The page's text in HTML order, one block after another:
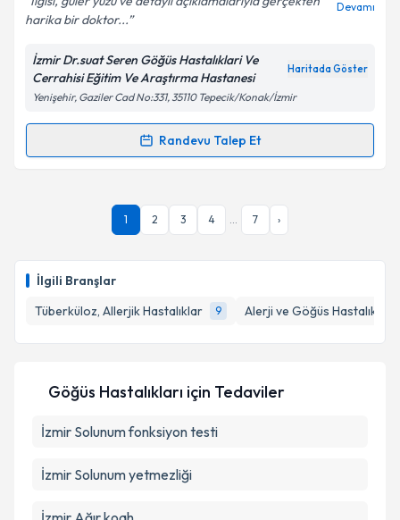
İlgili Branşlar
Tüberküloz, Allerjik Hastalıklar
9 Alerji ve Göğüs Hastalıkları
Kişisel verilerimin işlenmesine ilişkin
Aydınlatma
Metni'ni okudum ve kişisel verilerimin belirtilen
kapsamda işlenmesini kabul ediyorum.
Takvim Talebini Gönder
harika bir doktor...
Devamı
İzmir Dr.suat Seren Göğüs Hastalıklari Ve
Cerrahisi Eğitim Ve Araştırma Hastanesi
Haritada Göster
Yenişehir, Gaziler Cad No:331, 35110 Tepecik/Konak/İzmir
Randevu Talep Et
Randevu Takvimi Talebi
Dr. Yasemin Şirin için randevu takvimi talebi
oluşturun. Size bu uzmandan randevu almanız için bir
E-posta Adresiniz
Metni'ni okudum ve kişisel verilerimin belirtilen
kapsamda işlenmesini kabul ediyorum.
1 2 3 4 ... 7 ›
Göğüs Hastalıkları için Tedaviler
İzmir Solunum fonksiyon testi
İzmir Solunum yetmezliği